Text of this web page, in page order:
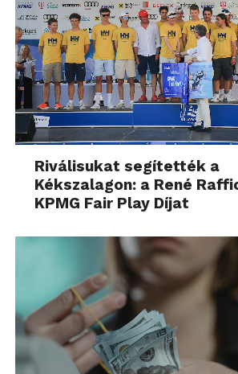
Riválisukat segítették a
Kékszalagon: a René
KPMG Fair Play Díjat